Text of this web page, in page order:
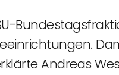
Andreas